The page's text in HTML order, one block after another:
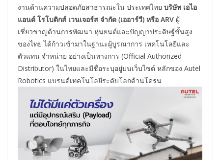
งานด้านความปลอดภัยสาธารณะใน ประเทศไทย บริษัท เอไอ
แอนด์ โรโบติกส์ เวนเจอร์ส จำกัด (เออาร์วี) หรือ ARV ผู้
เชี่ยวชาญด้านการพัฒนา หุ่นยนต์และปัญญาประดิษฐ์ขั้นสูง
ของไทย ได้ก้าวเข้ามาในฐานะผู้บูรณาการ เทคโนโลยีและ
ตัวแทน จำหน่าย อย่างเป็นทางการ (Official Authorized
Distributor) ในไทยและมีชื่อระบุอยู่บนเว็บไซต์ หลักของ Autel
Robotics แบรนด์เทคโนโลยีระดับโลกด้านโดรน